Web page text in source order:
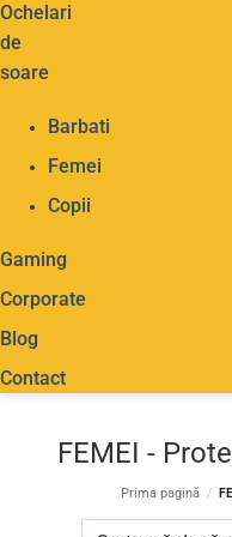
Ochelari
de
soare
Barbati
Femei
Copii
Gaming
Corporate
Blog
Contact
FEMEI -
Prima pagină /